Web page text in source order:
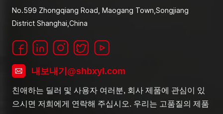
No.599 Zhongqiang Road, Maogang Town,Songjiang
District Shanghai,China
내보내기@shbxyl.com
친애하는 딜러 및 사용자 여러분, 회사 제품에 관심이 있
으시면 저희에게 연락해 주십시오. 우리는 고품질의 제품